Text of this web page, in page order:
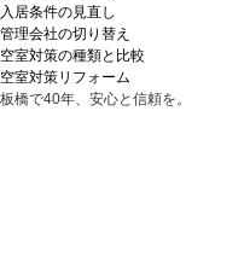
入居条件の見直し
管理会社の切り替え
空室対策の種類と比較
空室対策リフォーム
板橋で40年、安心と信頼を。